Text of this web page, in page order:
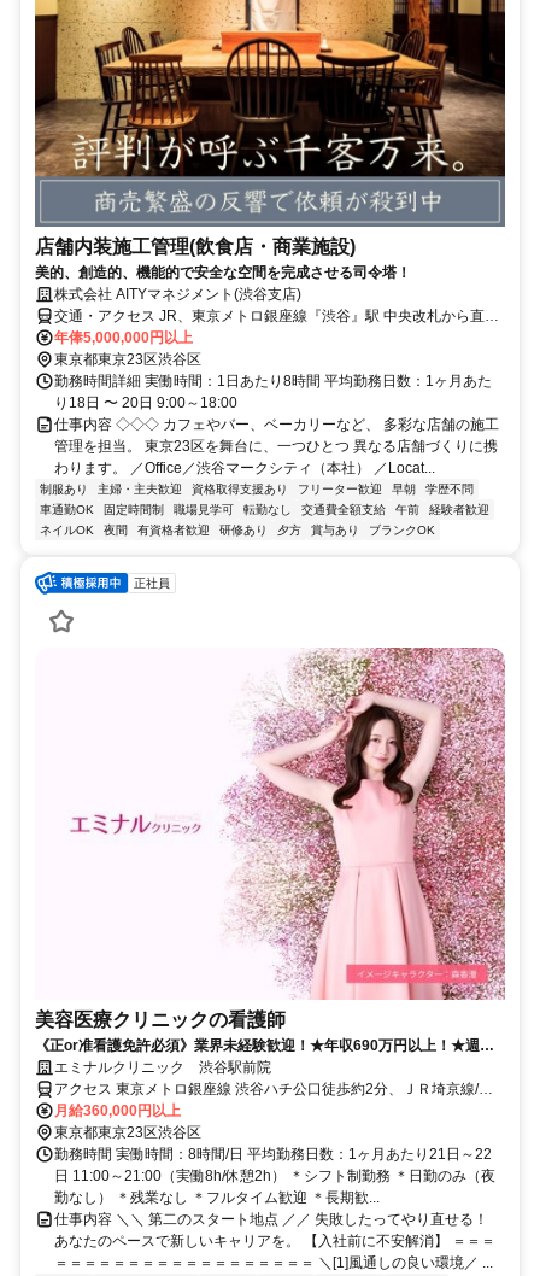
店舗内装施工管理(飲食店・商業施設)
美的、創造的、機能的で安全な空間を完成させる司令塔！
株式会社 AITYマネジメント(渋谷支店)
交通・アクセス JR、東京メトロ銀座線『渋谷』駅 中央改札から直結
/京王井の頭線『渋谷』駅アベニュー口から直結
年俸5,000,000円以上
東京都東京23区渋谷区
勤務時間詳細 実働時間：1日あたり8時間 平均勤務日数：1ヶ月あた
り18日 〜 20日 9:00～18:00
仕事内容 ◇◇◇ カフェやバー、ベーカリーなど、 多彩な店舗の施工
管理を担当。 東京23区を舞台に、一つひとつ 異なる店舗づくりに携
わります。 ／Office／渋谷マークシティ（本社） ／Locat...
制服あり 主婦・主夫歓迎 資格取得支援あり フリーター歓迎 早朝
学歴不問
車通勤OK
固定時間制 職場見学可 転勤なし 交通費全額支給 午前
経験者歓迎
ネイルOK
夜間 有資格者歓迎 研修あり 夕方 賞与あり ブランクOK
正社員
美容医療クリニックの看護師
《正or准看護免許必須》業界未経験歓迎！★年収690万円以上！★週休2
日＆有給取得率9割★昇給・賞与あり★社割あり
エミナルクリニック 渋谷駅前院
アクセス 東京メトロ銀座線 渋谷ハチ公口徒歩約2分、ＪＲ埼京線/り
んかい線 渋谷ハチ公口徒歩約2分、ＪＲ山手線 渋谷ハチ公口徒歩約2
分
月給360,000円以上
東京都東京23区渋谷区
勤務時間 実働時間：8時間/日 平均勤務日数：1ヶ月あたり21日～22
日 11:00～21:00（実働8h/休憩2h） ＊シフト制勤務 ＊日勤のみ（夜
勤なし） ＊残業なし ＊フルタイム歓迎 ＊長期歓...
仕事内容 ＼＼ 第二のスタート地点 ／／ 失敗したってやり直せる！
あなたのペースで新しいキャリアを。 【入社前に不安解消】 ＝＝＝
＝＝＝＝＝＝＝＝＝＝＝＝＝＝＝＝＝＝ ＼[1]風通しの良い環境／ ...